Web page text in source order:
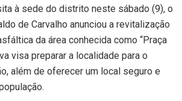
à sede do distrito neste sábado (9), o
de Carvalho anunciou a revitalização
da área conhecida como “Praça
visa preparar a localidade para o
além de oferecer um local seguro e